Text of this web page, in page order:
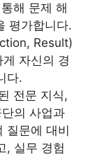
해 문제 해
평가합니다.
Result)
자신의 경
다.
전문 지식,
의 사업과
질문에 대비
, 실무 경험